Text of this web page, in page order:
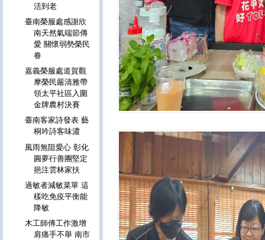
活到老
臺南榮服處感謝欣
南天然氣端節傳
愛 關懷弱勢榮民
眷
嘉義榮服處道賀觀
摩榮民嚴清雅帶
領太平社區入圍
金牌農村決賽
臺南客家詩發表 藝
桐吟詩客味濃
風雨無阻愛心 彰化
圓夢行善團堅定
挹注雲林家扶
過敏者減敏菜單 這
樣吃免疫平衡能
降敏
木工師傅工作激增
肩痛手不舉 南市